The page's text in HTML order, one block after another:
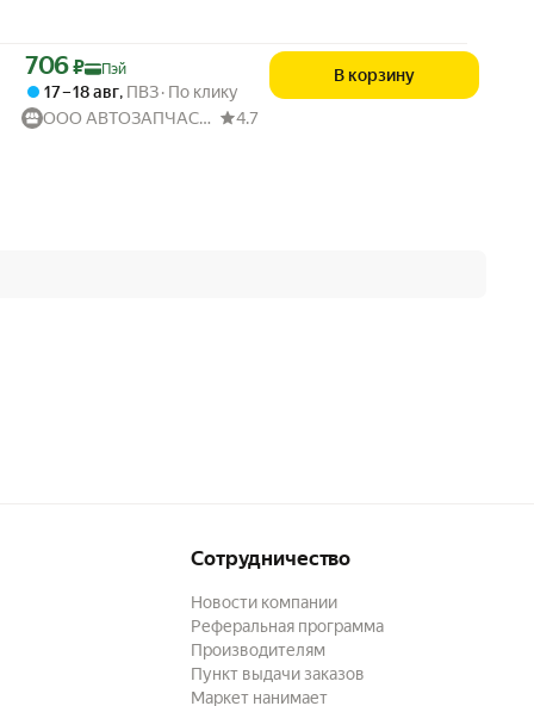
Цена с картой Яндекс Пэй 706 ₽ вместо
706₽ Пэй
17 – 18 авг, ПВЗ По клику
ООО АВТОЗАПЧАСТИ52
4.7
В корзину
Сотрудничество
Новости компании
Реферальная программа
Производителям
Пункт выдачи заказов
Маркет нанимает